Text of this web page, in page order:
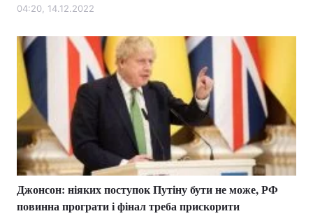
04:20, 14.12.2022
Джонсон: ніяких поступок Путіну бути не може, РФ
повинна програти і фінал треба прискорити